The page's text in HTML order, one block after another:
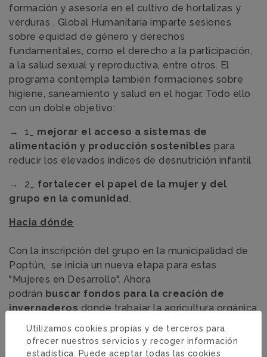
formación y asesoría en el cultivo de hortalizas y
verduras , Global Humanitaria imparte sesiones
sobre equidad de género y derechos
fundamentales, como el derecho a la participación,
a la salud sexual y reproductiva, entre otros. El
programa contempla también formaciones sobre
higiene, saneamiento y salud en el hogar. Todo ello
con un doble objetivo:
→ 1_ mejorar el acceso a sistemas de
alimentación y producción sostenibles para
reducir los elevados índices de desnutrición infantil
→ 2_ fortalecer el papel de la mujer y del
grupo en la comunidad.
Hacia dónde
Con la inscripción del grupo en la municipalidad de
Poptún, se inicia un nueva etapa para estas
"Mujeres en Desarrollo". Ahora
podrán buscar fondos para la creación de
invernaderosdonde trabajar la agricultura orgánica
y comunitaria de tomate y chile, que tienen
demanda en los mercados locales.
Utilizamos cookies propias y de terceros para
ofrecer nuestros servicios y recoger información
estadística. Puede aceptar todas las cookies